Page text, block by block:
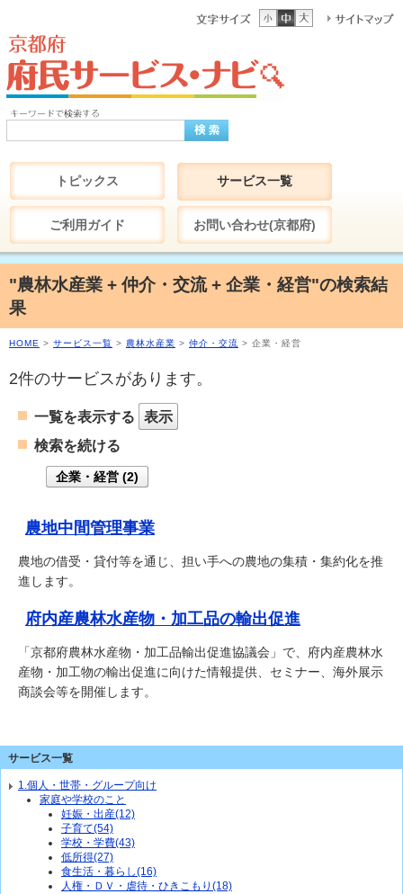
トピックス サービス一覧
ご利用ガイド お問い合わせ(京都府)
"農林水産業 + 仲介・交流 + 企業・経営"の検索結
果
HOME > サービス一覧 > 農林水産業 > 仲介・交流 > 企業・経営
2件のサービスがあります。
一覧を表示する
表示
検索を続ける
企業・経営 (2)
農地中間管理事業
農地の借受・貸付等を通じ、担い手への農地の集積・集約化を推
進します。
府内産農林水産物・加工品の輸出促進
「京都府農林水産物・加工品輸出促進協議会」で、府内産農林水
産物・加工物の輸出促進に向けた情報提供、セミナー、海外展示
商談会等を開催します。
サービス一覧
1.個人・世帯・グループ向け
家庭や学校のこと
妊娠・出産(12)
子育て(54)
学校・学費(43)
低所得(27)
食生活・暮らし(16)
人権・ＤＶ・虐待・ひきこもり(18)